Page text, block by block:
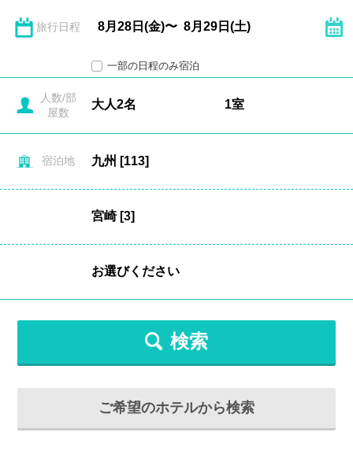
旅行日程
一部の日程のみ宿泊
人数/部
屋数
宿泊地
検索
ご希望のホテルから検索